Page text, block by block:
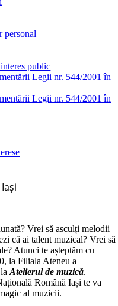
personal
public
Legii nr. 544/2001 în
Legii nr. 544/2001 în
Vrei să asculți melodii
că ai talent muzical? Vrei să
Atunci te așteptăm cu
la Filiala Ateneu a
Atelierul de muzică.
Română Iași te va
al muzicii.